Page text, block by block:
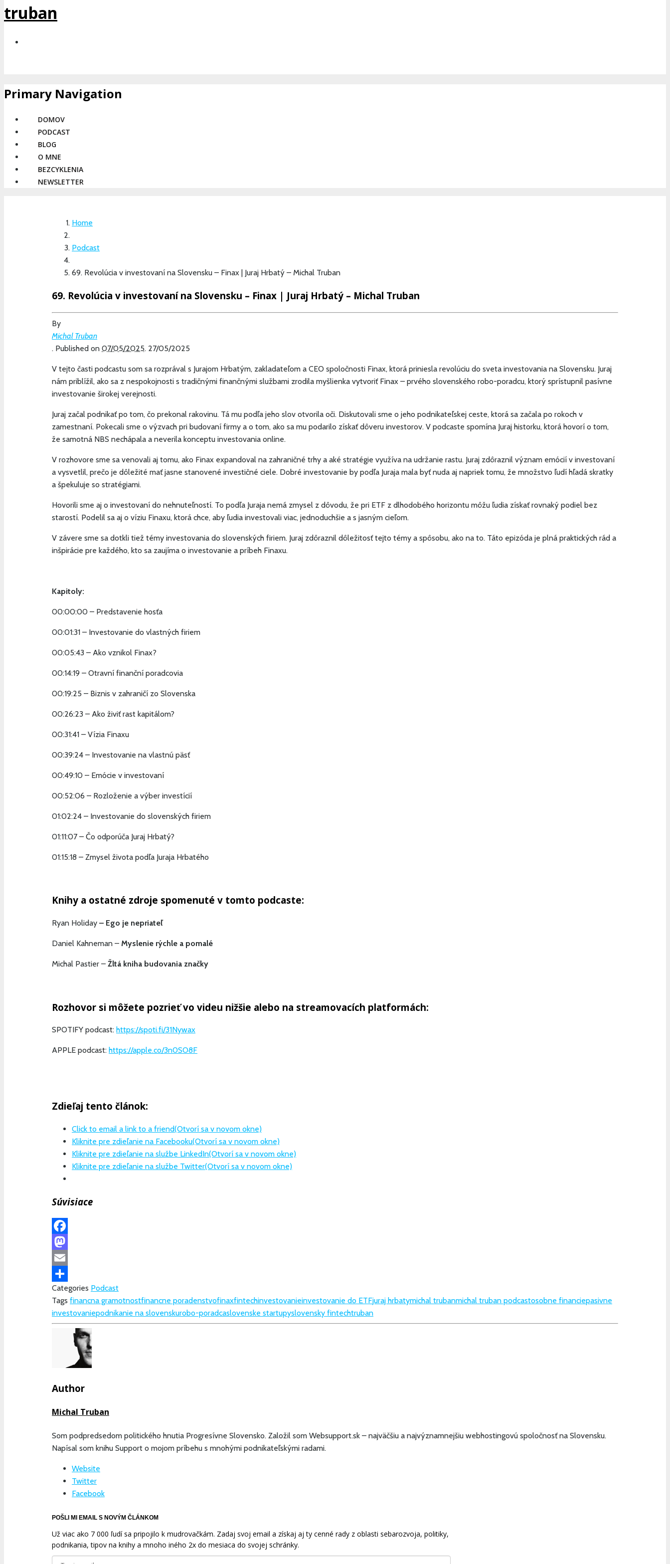
truban
Primary Navigation
DOMOV
PODCAST
BLOG
O MNE
BEZCYKLENIA
NEWSLETTER
Home
Podcast
69. Revolúcia v investovaní na Slovensku – Finax | Juraj Hrbatý – Michal Truban
69. Revolúcia v investovaní na Slovensku – Finax | Juraj Hrbatý – Michal Truban
By
Michal Truban
. Published on 07/05/2025. 27/05/2025
V tejto časti podcastu som sa rozprával s Jurajom Hrbatým, zakladateľom a CEO spoločnosti Finax, ktorá priniesla revolúciu do sveta investovania na Slovensku. Juraj
nám priblížil, ako sa z nespokojnosti s tradičnými finančnými službami zrodila myšlienka vytvoriť Finax – prvého slovenského robo-poradcu, ktorý sprístupnil pasívne
investovanie širokej verejnosti.
Juraj začal podnikať po tom, čo prekonal rakovinu. Tá mu podľa jeho slov otvorila oči. Diskutovali sme o jeho podnikateľskej ceste, ktorá sa začala po rokoch v
zamestnaní. Pokecali sme o výzvach pri budovaní firmy a o tom, ako sa mu podarilo získať dôveru investorov. V podcaste spomína Juraj historku, ktorá hovorí o tom,
že samotná NBS nechápala a neverila konceptu investovania online.
V rozhovore sme sa venovali aj tomu, ako Finax expandoval na zahraničné trhy a aké stratégie využíva na udržanie rastu. Juraj zdôraznil význam emócií v investovaní
a vysvetlil, prečo je dôležité mať jasne stanovené investičné ciele. Dobré investovanie by podľa Juraja mala byť nuda aj napriek tomu, že množstvo ľudí hľadá skratky
a špekuluje so stratégiami.
Hovorili sme aj o investovaní do nehnuteľností. To podľa Juraja nemá zmysel z dôvodu, že pri ETF z dlhodobého horizontu môžu ľudia získať rovnaký podiel bez
starostí. Podelil sa aj o víziu Finaxu, ktorá chce, aby ľudia investovali viac, jednoduchšie a s jasným cieľom.
V závere sme sa dotkli tiež témy investovania do slovenských firiem. Juraj zdôraznil dôležitosť tejto témy a spôsobu, ako na to. Táto epizóda je plná praktických rád a
inšpirácie pre každého, kto sa zaujíma o investovanie a príbeh Finaxu.
Kapitoly:
00:00:00 – Predstavenie hosťa
00:01:31 – Investovanie do vlastných firiem
00:05:43 – Ako vznikol Finax?
00:14:19 – Otravní finanční poradcovia
00:19:25 – Biznis v zahraničí zo Slovenska
00:26:23 – Ako živiť rast kapitálom?
00:31:41 – Vízia Finaxu
00:39:24 – Investovanie na vlastnú päsť
00:49:10 – Emócie v investovaní
00:52:06 – Rozloženie a výber investícií
01:02:24 – Investovanie do slovenských firiem
01:11:07 – Čo odporúča Juraj Hrbatý?
01:15:18 – Zmysel života podľa Juraja Hrbatého
Knihy a ostatné zdroje spomenuté v tomto podcaste:
Ryan Holiday – Ego je nepriateľ
Daniel Kahneman – Myslenie rýchle a pomalé
Michal Pastier – Žltá kniha budovania značky
Rozhovor si môžete pozrieť vo videu nižšie alebo na streamovacích platformách:
SPOTIFY podcast: https://spoti.fi/31Nywax
APPLE podcast: https://apple.co/3n0SO8F
Zdieľaj tento článok:
Click to email a link to a friend(Otvorí sa v novom okne)
Kliknite pre zdieľanie na Facebooku(Otvorí sa v novom okne)
Kliknite pre zdieľanie na službe LinkedIn(Otvorí sa v novom okne)
Kliknite pre zdieľanie na službe Twitter(Otvorí sa v novom okne)
Súvisiace
Facebook
Mastodon
Email
Share
Categories Podcast
Tags financna gramotnostfinancne poradenstvofinaxfintechinvestovanieinvestovanie do ETFjuraj hrbatymichal trubanmichal truban podcastosobne financiepasivne
investovaniepodnikanie na slovenskurobo-poradcaslovenske startupyslovensky fintechtruban
Author
Michal Truban
Som podpredsedom politického hnutia Progresívne Slovensko. Založil som Websupport.sk – najväčšiu a najvýznamnejšiu webhostingovú spoločnosť na Slovensku.
Napísal som knihu Support o mojom príbehu s mnohými podnikateľskými radami.
Website
Twitter
Facebook
POŠLI MI EMAIL S NOVÝM ČLÁNKOM
Už viac ako 7 000 ľudí sa pripojilo k mudrovačkám. Zadaj svoj email a získaj aj ty cenné rady z oblasti sebarozvoja, politiky,
podnikania, tipov na knihy a mnoho iného 2x do mesiaca do svojej schránky.